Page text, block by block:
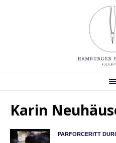
Karin
PARFORCERITT